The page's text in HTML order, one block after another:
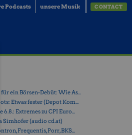
Podcasts unsere Musik CONTACT
für ein Börsen-Debüt: Wie As...
Etwas fester (Depot Kom...
6.8.: Extremes zu CPI Euro...
Simhofer (audio cd.at)
Frequentis, Porr, BKS...